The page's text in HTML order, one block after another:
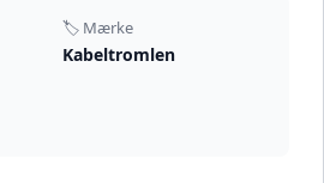
🏷️ Mærke
Kabeltromlen